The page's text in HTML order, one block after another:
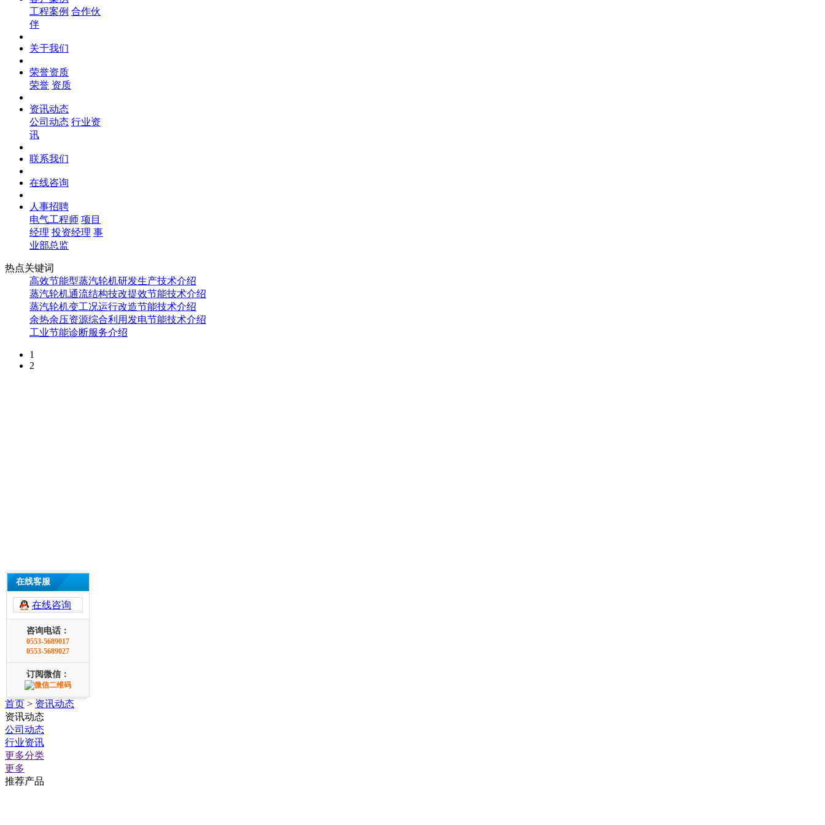
工程案例 合作伙
伴
关于我们
荣誉资质
荣誉 资质
资讯动态
公司动态 行业资
讯
联系我们
在线咨询
人事招聘
电气工程师 项目
经理 投资经理 事
业部总监
热点关键词
高效节能型蒸汽轮机研发生产技术介绍
蒸汽轮机通流结构技改提效节能技术介绍
蒸汽轮机变工况运行改造节能技术介绍
余热余压资源综合利用发电节能技术介绍
工业节能诊断服务介绍
1
2
首页 > 资讯动态
资讯动态
公司动态
行业资讯
更多分类
更多
推荐产品
在线客服
在线咨询
咨询电话：
0553-5689017
0553-5689027
订阅微信：